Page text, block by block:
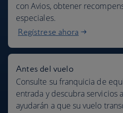
con Avios, obtener
especiales.
Regístrese ahora
Antes del vuelo
Consulte su franquicia de
entrada y descubra servicios
ayudarán a que su vuelo